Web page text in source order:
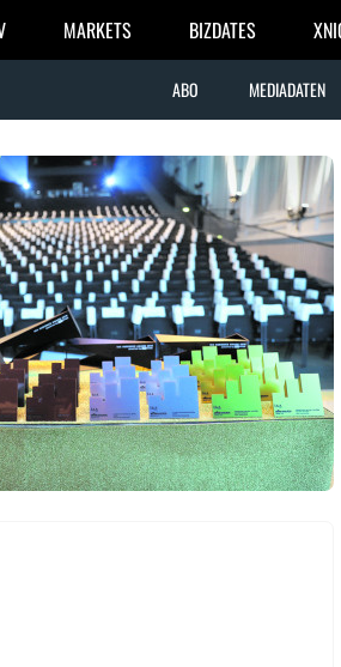
MARKETS BIZDATES
ABO MEDIADATEN